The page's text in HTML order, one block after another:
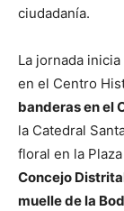
ciudadanía.
La jornada
en el Centro
banderas en el
la Catedral
floral en la
Concejo
muelle de la